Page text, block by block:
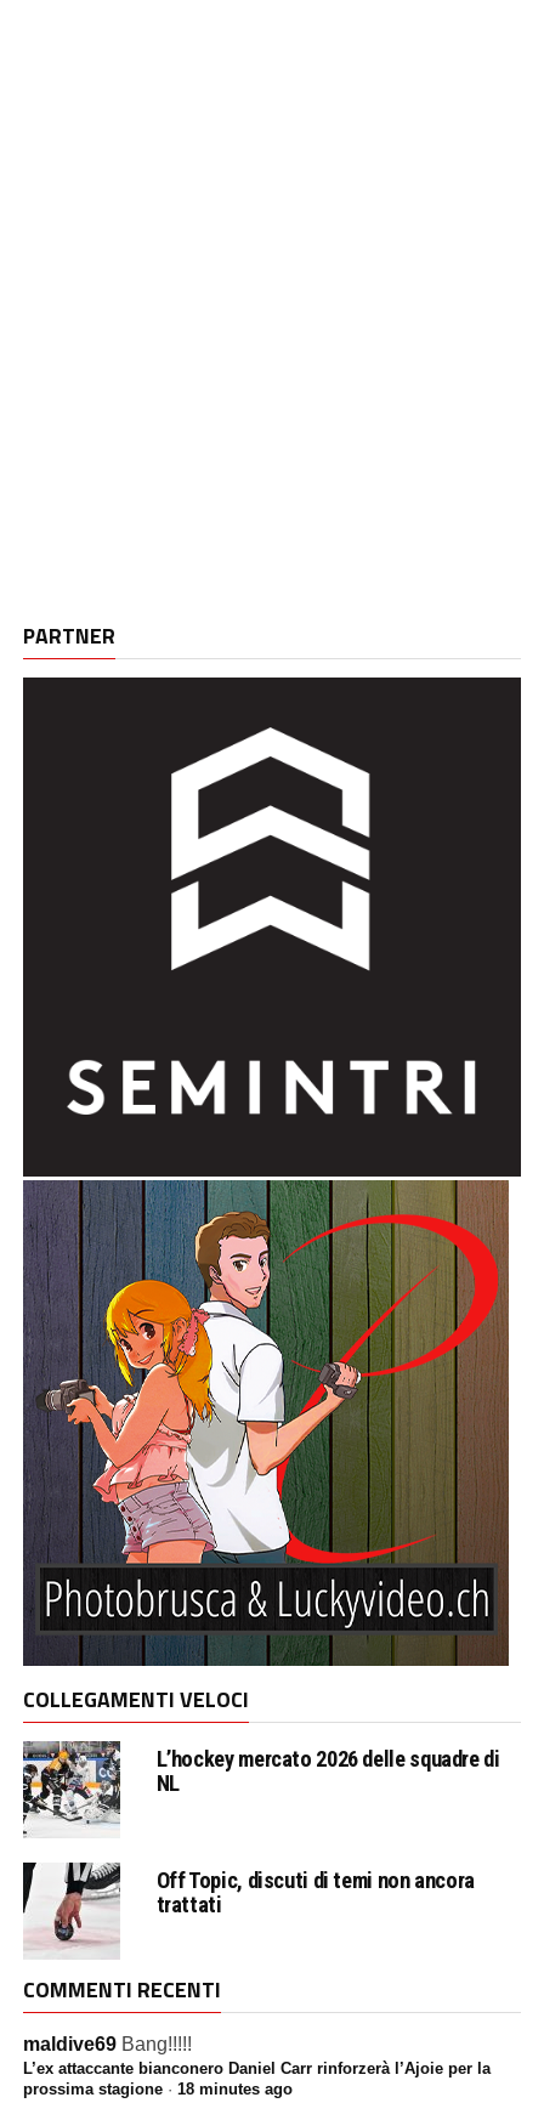
PARTNER
COLLEGAMENTI VELOCI
L’hockey mercato 2026 delle squadre di
NL
Off Topic, discuti di temi non ancora
trattati
COMMENTI RECENTI
maldive69 Bang!!!!!
L’ex attaccante bianconero Daniel Carr rinforzerà l’Ajoie per la
prossima stagione· 18 minutes ago